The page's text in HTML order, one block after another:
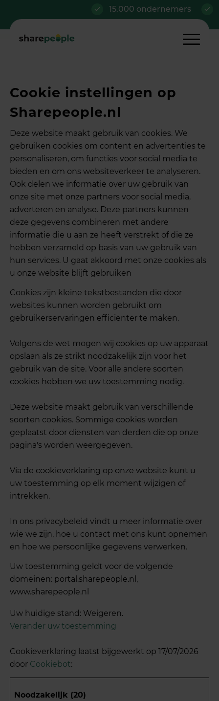
15.000 ondernemers Al vanaf
Cookie instellingen op
Sharepeople.nl
Deze website maakt gebruik van cookies. We
gebruiken cookies om content en advertenties te
personaliseren, om functies voor social media te
bieden en om ons websiteverkeer te analyseren.
Ook delen we informatie over uw gebruik van
onze site met onze partners voor social media,
adverteren en analyse. Deze partners kunnen
deze gegevens combineren met andere
informatie die u aan ze heeft verstrekt of die ze
hebben verzameld op basis van uw gebruik van
hun services. U gaat akkoord met onze cookies als
u onze website blijft gebruiken
Cookies zijn kleine tekstbestanden die door
websites kunnen worden gebruikt om
gebruikerservaringen efficiënter te maken.
Volgens de wet mogen wij cookies op uw apparaat
opslaan als ze strikt noodzakelijk zijn voor het
gebruik van de site. Voor alle andere soorten
cookies hebben we uw toestemming nodig.
Deze website maakt gebruik van verschillende
soorten cookies. Sommige cookies worden
geplaatst door diensten van derden die op onze
pagina's worden weergegeven.
Via de cookieverklaring op onze website kunt u
uw toestemming op elk moment wijzigen of
intrekken.
In ons privacybeleid vindt u meer informatie over
wie we zijn, hoe u contact met ons kunt opnemen
en hoe we persoonlijke gegevens verwerken.
Uw toestemming geldt voor de volgende
domeinen: portal.sharepeople.nl,
www.sharepeople.nl
Uw huidige stand: Weigeren.
Verander uw toestemming
Cookieverklaring laatst bijgewerkt op 17/07/2026
door Cookiebot:
Noodzakelijk (20)